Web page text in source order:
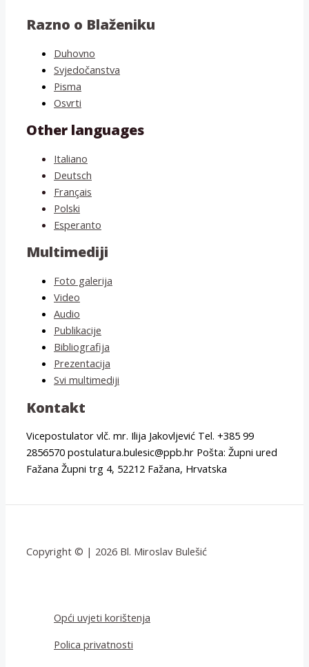
Razno o Blaženiku
Duhovno
Svjedočanstva
Pisma
Osvrti
Other languages
Italiano
Deutsch
Français
Polski
Esperanto
Multimediji
Foto galerija
Video
Audio
Publikacije
Bibliografija
Prezentacija
Svi multimediji
Kontakt
Vicepostulator vlč. mr. Ilija Jakovljević Tel. +385 99
2856570 postulatura.bulesic@ppb.hr Pošta: Župni ured
Fažana Župni trg 4, 52212 Fažana, Hrvatska
Copyright © | 2026 Bl. Miroslav Bulešić
Opći uvjeti korištenja
Polica privatnosti